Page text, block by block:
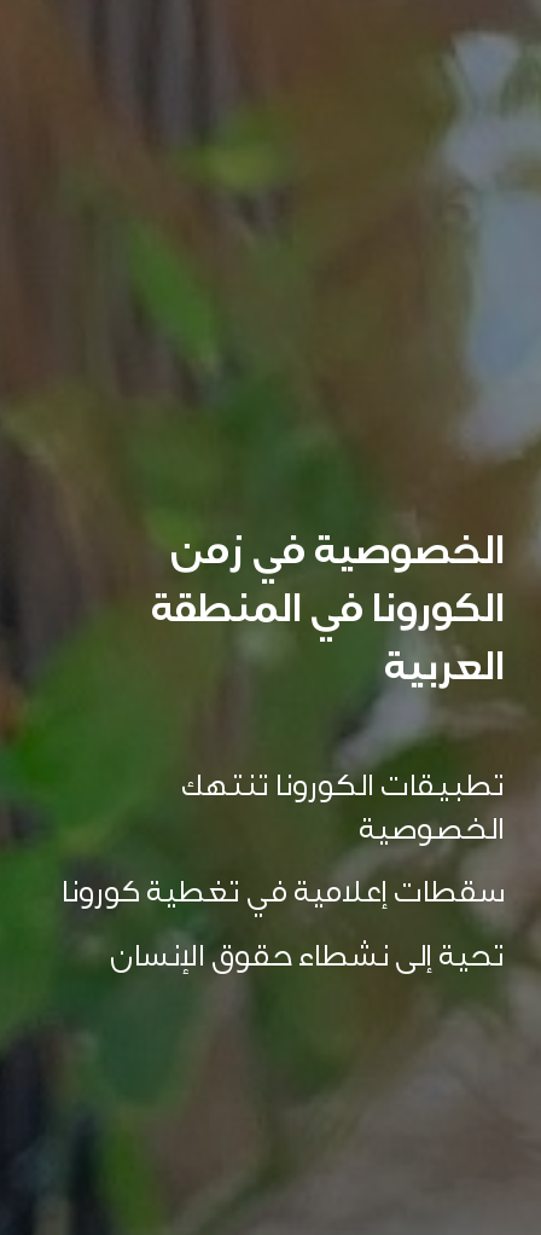
الخصوصية في زمن
الكورونا في المنطقة
العربية
تطبيقات الكورونا تنتهك
الخصوصية
سقطات إعلامية في تغطية كورونا
تحية إلى نشطاء حقوق الإنسان